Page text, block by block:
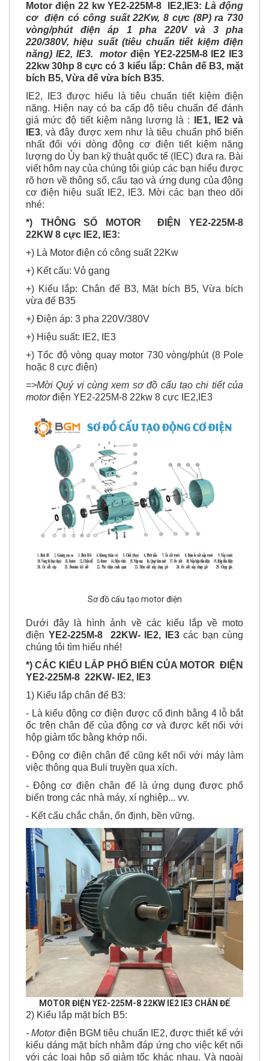
Motor điện 22 kw YE2-225M-8 IE2,IE3: Là động
cơ điện có công suất 22Kw, 8 cực (8P) ra 730
vòng/phút điện áp 1 pha 220V và 3 pha
220/380V, hiệu suất (tiêu chuẩn tiết kiệm điện
năng) IE2, IE3. motorđiện YE2-225M-8 IE2 IE3
22kw 30hp 8 cực có 3 kiểu lắp: Chân đế B3, mặt
bích B5, Vừa đế vừa bích B35.
IE2, IE3 được hiểu là tiêu chuẩn tiết kiệm điện
năng. Hiện nay có ba cấp độ tiêu chuẩn để đánh
giá mức độ tiết kiệm năng lượng là :
IE1, IE2 và
IE3, và đây được xem như là tiêu chuẩn phổ biến
nhất đối với dòng động cơ điện tiết kiệm năng
lượng do Ủy ban kỹ thuật quốc tế (IEC) đưa ra. Bài
viết hôm nay của chúng tôi giúp các bạn hiểu được
rõ hơn về thông số, cấu tạo và ứng dụng của động
cơ điện hiệu suất IE2, IE3. Mời các bạn theo dõi
nhé:
*) THÔNG SỐ MOTOR ĐIỆN YE2-225M-8
22KW 8 cực IE2, IE3:
+) Là Motor điện có công suất 22Kw
+) Kết cấu: Vỏ gang
+) Kiểu lắp: Chân đế B3, Mặt bích B5, Vừa bích
vừa đế B35
+) Điện áp: 3 pha 220V/380V
+) Hiệu suất: IE2, IE3
+) Tốc độ vòng quay motor 730 vòng/phút (8 Pole
hoặc 8 cực điện)
=>Mời Quý vị cùng xem sơ đồ cấu tạo chi tiết của
motorđiện YE2-225M-8 22kw 8 cực IE2,IE3
Sơ đồ cấu tạo motor điện
Dưới đây là hình ảnh về các kiểu lắp về moto
điện YE2-225M-8 22KW- IE2, IE3 các bạn cùng
chúng tôi tìm hiểu nhé!
*) CÁC KIỂU LẮP PHỔ BIẾN CỦA MOTOR ĐIỆN
YE2-225M-8 22KW- IE2, IE3
1) Kiểu lắp chân đế B3:
- Là kiểu động cơ điện được cố định bằng 4 lỗ bắt
ốc trên chân đế của động cơ và được kết nối với
hộp giảm tốc bằng khớp nối.
- Động cơ điện chân đế cũng kết nối với máy làm
việc thông qua Buli truyền qua xích.
- Động cơ điện chân đế là ứng dụng được phổ
biến trong các nhà máy, xí nghiệp... vv.
- Kết cấu chắc chắn, ổn định, bền vững.
MOTOR ĐIỆN YE2-225M-8 22KW IE2 IE3 CHÂN ĐẾ
2) Kiểu lắp mặt bích B5:
- Motorđiện BGM tiêu chuẩn IE2, được thiết kế với
kiểu dáng mặt bích nhằm đáp ứng cho việc kết nối
với các loại hộp số giảm tốc khác nhau. Và ngoài